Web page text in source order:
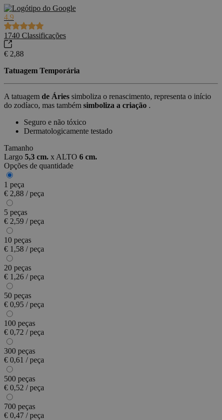
4.9
1740 Classificações
€ 2,88
Tatuagem Temporária
A tatuagem de Áries simboliza o renascimento, representa o início
do zodíaco, mas também simboliza a criação .
Seguro e não tóxico
Dermatologicamente testado
Tamanho
Largo 5,3 cm. x ALTO 6 cm.
Opções de quantidade
1 peça
€ 2,88 / peça
5 peças
€ 2,59 / peça
10 peças
€ 1,58 / peça
20 peças
€ 1,26 / peça
50 peças
€ 0,95 / peça
100 peças
€ 0,72 / peça
300 peças
€ 0,61 / peça
500 peças
€ 0,52 / peça
700 peças
€ 0,47 / peça